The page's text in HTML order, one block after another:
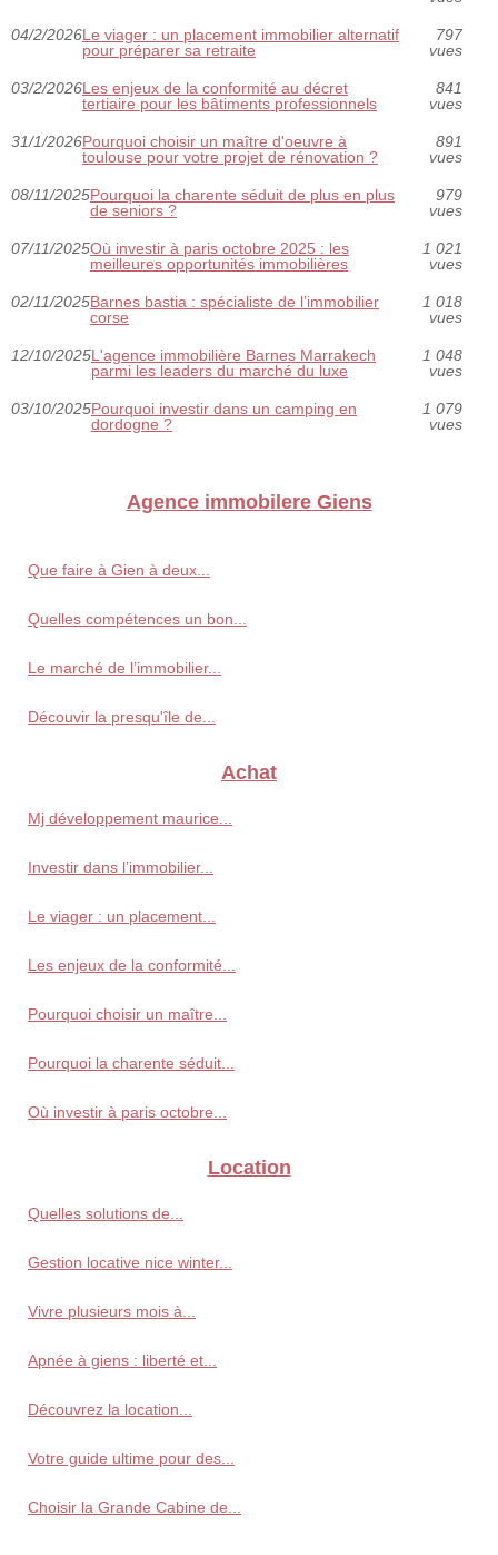
04/2/2026Le viager : un placement immobilier alternatif
pour préparer sa retraite
797
vues
03/2/2026Les enjeux de la conformité au décret
tertiaire pour les bâtiments professionnels
841
vues
31/1/2026Pourquoi choisir un maître d'oeuvre à
toulouse pour votre projet de rénovation ?
891
vues
08/11/2025Pourquoi la charente séduit de plus en plus
de seniors ?
979
vues
07/11/2025Où investir à paris octobre 2025 : les
meilleures opportunités immobilières
1 021
vues
02/11/2025Barnes bastia : spécialiste de l’immobilier
corse
1 018
vues
12/10/2025L'agence immobilière Barnes Marrakech
parmi les leaders du marché du luxe
1 048
vues
03/10/2025Pourquoi investir dans un camping en
dordogne ?
1 079
vues
Agence immobilere Giens
Que faire à Gien à deux...
Quelles compétences un bon...
Le marché de l’immobilier...
Découvir la presqu'île de...
Achat
Mj développement maurice...
Investir dans l’immobilier...
Le viager : un placement...
Les enjeux de la conformité...
Pourquoi choisir un maître...
Pourquoi la charente séduit...
Où investir à paris octobre...
Location
Quelles solutions de...
Gestion locative nice winter...
Vivre plusieurs mois à...
Apnée à giens : liberté et...
Découvrez la location...
Votre guide ultime pour des...
Choisir la Grande Cabine de...